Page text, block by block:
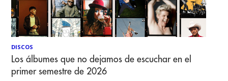
DISCOS
Los álbumes que no dejamos de escuchar en el
primer semestre de 2026